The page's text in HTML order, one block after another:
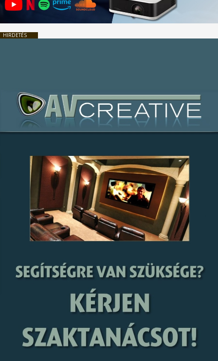
HIRDETÉS